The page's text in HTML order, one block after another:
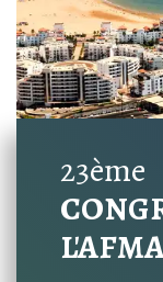
23ème